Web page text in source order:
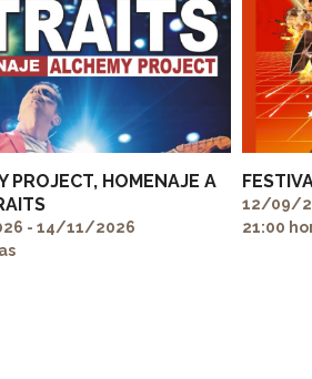
PROJECT, HOMENAJE A
- 14/11/2026
12/09/
21:00